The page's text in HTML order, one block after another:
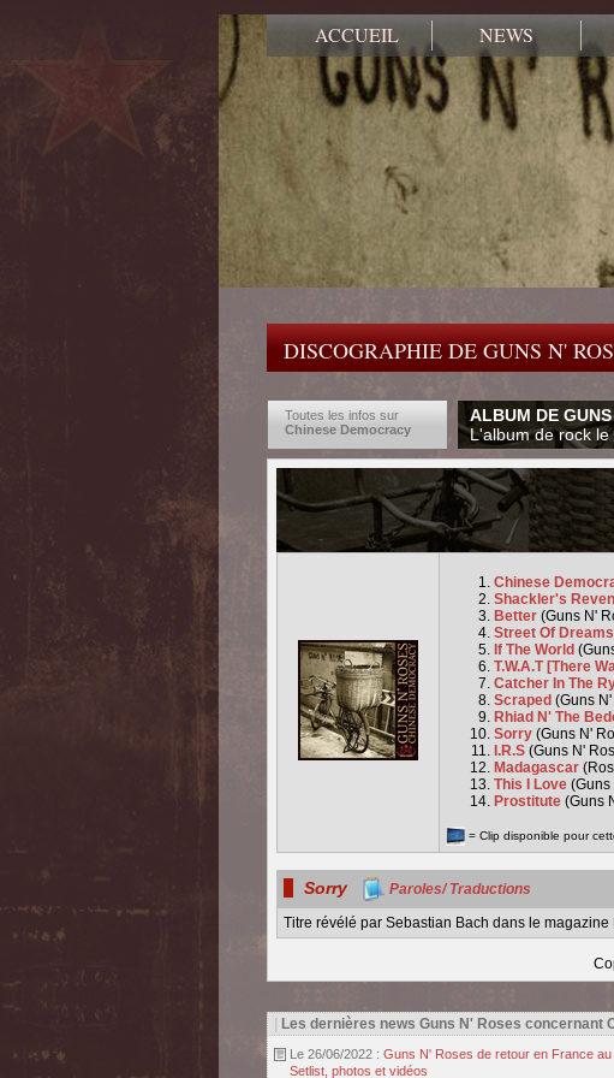
ACCUEIL NEWS
DISCOGRAPHIE DE GUNS N'
Toutes les infos sur
Chinese Democracy
ALBUM DE
L'album de rock
Chinese
Shackler's
Better (Guns N'
Street Of
If The World
T.W.A.T [There
Catcher In The
Scraped (Guns
Rhiad N' The
Sorry (Guns N'
I.R.S (Guns N'
Madagascar
This I Love (Guns
Prostitute (Guns
= Clip disponible pour
Sorry Paroles/ Traductions
Titre révélé par Sebastian Bach dans le
Les dernières news Guns N' Roses concernant
Le 26/06/2022 : Guns N' Roses de retour en France
Setlist, photos et vidéos